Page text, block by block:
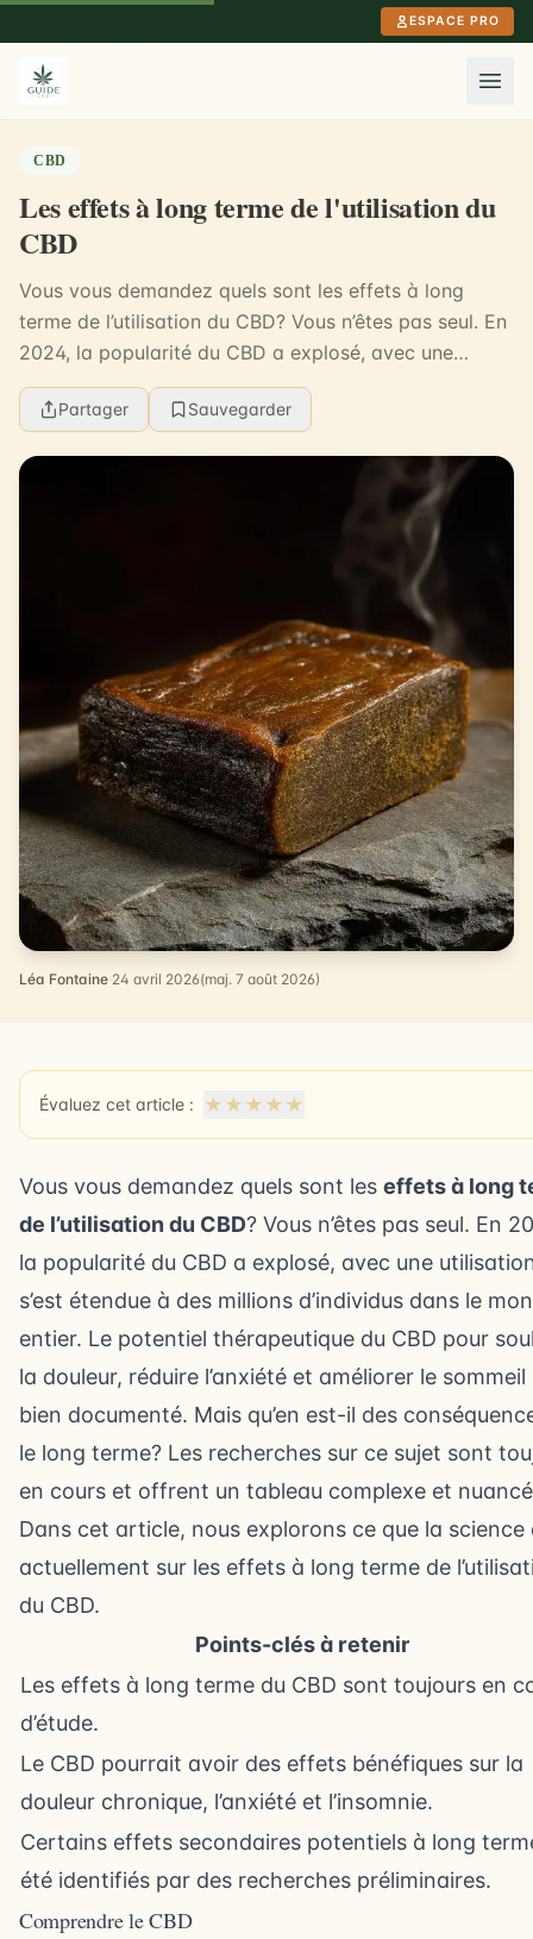
ESPACE PRO
CBD
Les effets à long terme de l'utilisation du
CBD
Vous vous demandez quels sont les effets à long
terme de l’utilisation du CBD? Vous n’êtes pas seul. En
2024, la popularité du CBD a explosé, avec une
utilisation qui s’est étendue à des millions d’in...
Partager Sauvegarder
Léa Fontaine·24 avril 2026(maj. 7 août 2026)
Évaluez cet article : ★ ★ ★ ★ ★
Vous vous demandez quels sont les effets à long
de l’utilisation du CBD? Vous n’êtes pas seul. En
la popularité du CBD a explosé, avec une
s’est étendue à des millions d’individus dans le
entier. Le potentiel thérapeutique du CBD pour
la douleur, réduire l’anxiété et améliorer le sommeil
bien documenté. Mais qu’en est-il des
le long terme? Les recherches sur ce sujet sont
en cours et offrent un tableau complexe et
Dans cet article, nous explorons ce que la science
actuellement sur les effets à long terme de
du CBD.
Points-clés à retenir
Les effets à long terme du CBD sont toujours en
d’étude.
Le CBD pourrait avoir des effets bénéfiques sur la
douleur chronique, l’anxiété et l’insomnie.
Certains effets secondaires potentiels à long
été identifiés par des recherches préliminaires.
Comprendre le CBD